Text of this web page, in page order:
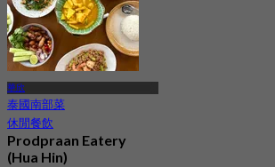
華欣
泰國南部菜
休閒餐飲
Prodpraan Eatery
(Hua Hin)